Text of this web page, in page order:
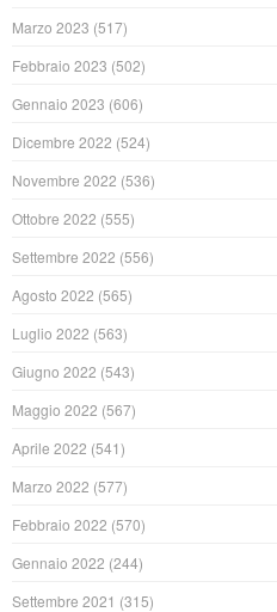
Marzo 2023 (517)
Febbraio 2023 (502)
Gennaio 2023 (606)
Dicembre 2022 (524)
Novembre 2022 (536)
Ottobre 2022 (555)
Settembre 2022 (556)
Agosto 2022 (565)
Luglio 2022 (563)
Giugno 2022 (543)
Maggio 2022 (567)
Aprile 2022 (541)
Marzo 2022 (577)
Febbraio 2022 (570)
Gennaio 2022 (244)
Settembre 2021 (315)